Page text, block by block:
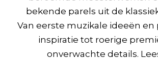
bekende parels uit de
Van eerste muzikale ideeën en
inspiratie tot roerige
onverwachte details.